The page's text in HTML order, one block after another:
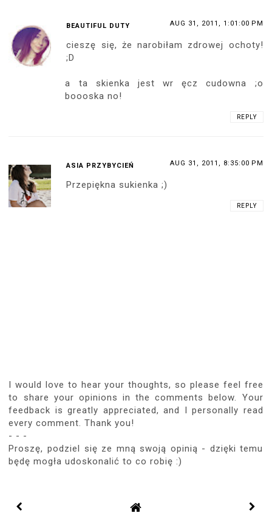
BEAUTIFUL DUTY AUG 31, 2011, 1:01:00 PM
cieszę się, że narobiłam zdrowej ochoty!
;D
a ta skienka jest wr ęcz cudowna ;o
boooska no!
REPLY
ASIA PRZYBYCIEŃ AUG 31, 2011, 8:35:00 PM
Przepiękna sukienka ;)
REPLY
I would love to hear your thoughts, so please feel free
to share your opinions in the comments below. Your
feedback is greatly appreciated, and I personally read
every comment. Thank you!
- - -
Proszę, podziel się ze mną swoją opinią - dzięki temu
będę mogła udoskonalić to co robię :)